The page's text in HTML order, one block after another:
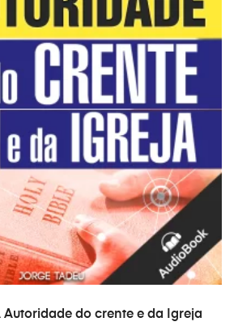
PRIDAŤ DO KOŠÍKA
Autoridade do crente e da Igreja